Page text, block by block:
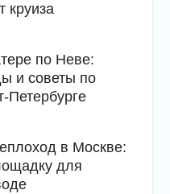
круиза
по Неве:
и советы по
Петербурге
в Москве:
для